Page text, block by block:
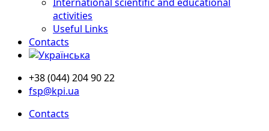
activities
Useful Links
Contacts
+38 (044) 204 90 22
fsp@kpi.ua
Contacts